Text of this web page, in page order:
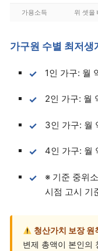
가용소득 위 셋을
가구원 수별 최저생
1인 가구: 월
2인 가구: 월
3인 가구: 월
4인 가구: 월
※ 기준 중위
시점 고시 기
청산가치 보장 원
변제 총액이 본인의